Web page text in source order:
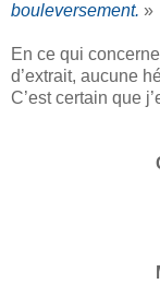
bouleversement. »
En ce qui
d’extrait, aucune
C’est certain que